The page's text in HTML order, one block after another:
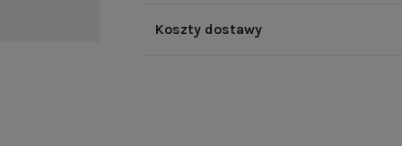
Koszty dostawy